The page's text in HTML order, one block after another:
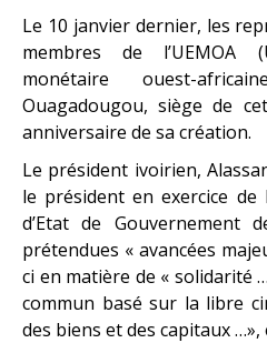
Le 10 janvier dernier, les
membres de l’UEMOA
monétaire ouest-
Ouagadougou, siège de
anniversaire de sa création.
Le président ivoirien,
le président en exercice de
d’Etat de Gouvernement
prétendues « avancées
ci en matière de « solidarité
commun basé sur la libre
des biens et des capitaux …»,